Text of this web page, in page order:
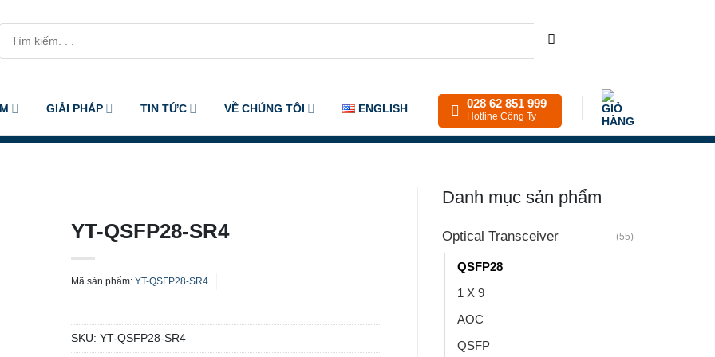
GIẢI PHÁP TIN TỨC VỀ CHÚNG TÔI ENGLISH 028 62 851 999
Hotline Công Ty
Danh mục sản phẩm
Optical Transceiver (55)
QSFP28
1 X 9
AOC
QSFP
YT-QSFP28-SR4
Mã sản phẩm: YT-QSFP28-SR4
SKU: YT-QSFP28-SR4